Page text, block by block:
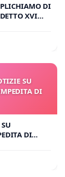
DI
XVI
SU
DI
DI